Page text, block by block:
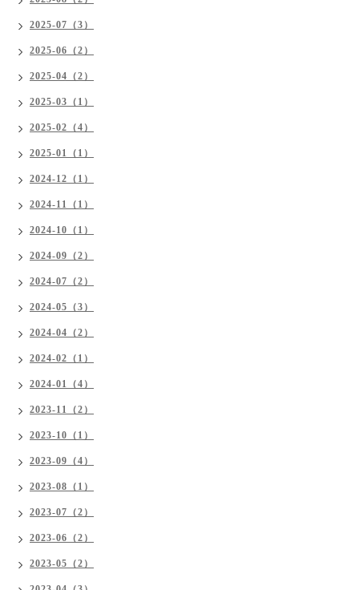
2025-07（3）
2025-06（2）
2025-04（2）
2025-03（1）
2025-02（4）
2025-01（1）
2024-12（1）
2024-11（1）
2024-10（1）
2024-09（2）
2024-07（2）
2024-05（3）
2024-04（2）
2024-02（1）
2024-01（4）
2023-11（2）
2023-10（1）
2023-09（4）
2023-08（1）
2023-07（2）
2023-06（2）
2023-05（2）